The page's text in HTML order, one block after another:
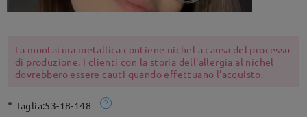
La montatura metallica contiene nichel a causa del processo
di produzione. I clienti con la storia dell'allergia al nichel
dovrebbero essere cauti quando effettuano l'acquisto.
Taglia:53-18-148